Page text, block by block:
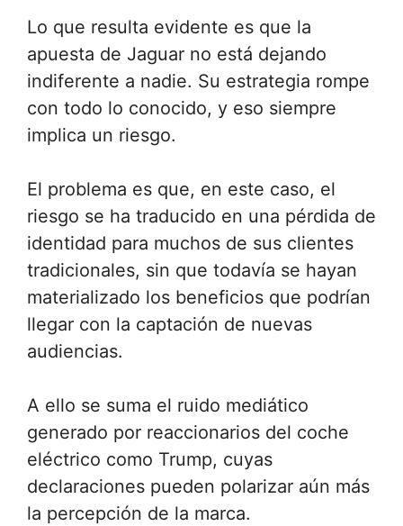
Lo que resulta evidente es que la
apuesta de Jaguar no está dejando
indiferente a nadie. Su estrategia rompe
con todo lo conocido, y eso siempre
implica un riesgo.
El problema es que, en este caso, el
riesgo se ha traducido en una pérdida de
identidad para muchos de sus clientes
tradicionales, sin que todavía se hayan
materializado los beneficios que podrían
llegar con la captación de nuevas
audiencias.
A ello se suma el ruido mediático
generado por reaccionarios del coche
eléctrico como Trump, cuyas
declaraciones pueden polarizar aún más
la percepción de la marca.